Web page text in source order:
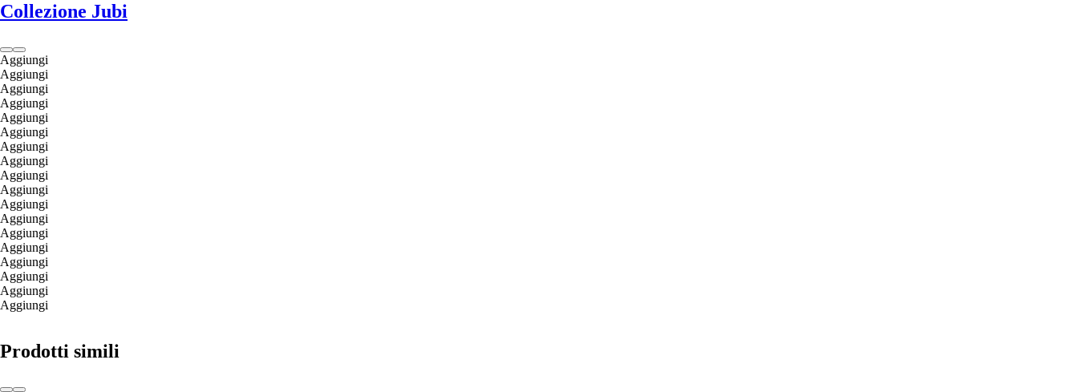
Collezione Jubi
Aggiungi
Aggiungi
Aggiungi
Aggiungi
Aggiungi
Aggiungi
Aggiungi
Aggiungi
Aggiungi
Aggiungi
Aggiungi
Aggiungi
Aggiungi
Aggiungi
Aggiungi
Aggiungi
Aggiungi
Aggiungi
Prodotti simili